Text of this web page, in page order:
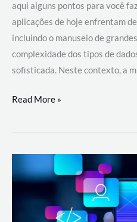
aqui alguns pontos para você
aplicações de hoje enfrentam
incluindo o manuseio de
complexidade dos tipos de
sofisticada. Neste contexto, a
Por
migrar
de
Read More »